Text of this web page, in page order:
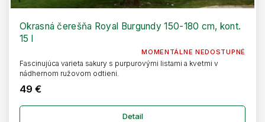
Okrasná čerešňa Royal Burgundy 150-180 cm, kont.
15 l
MOMENTÁLNE NEDOSTUPNÉ
49 €
Detail
Fascinujúca varieta sakury s purpurovými listami a kvetmi v
nádhernom ružovom odtieni.